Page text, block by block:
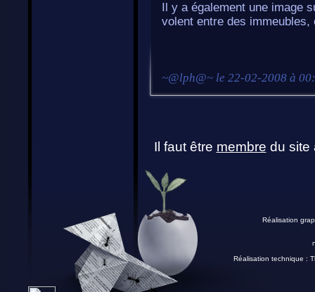
Il y a également une image
volent entre des
~@lph@~ le 22-02-2008 à
Il faut être membre du site
Réalisation
Réalisation technique :